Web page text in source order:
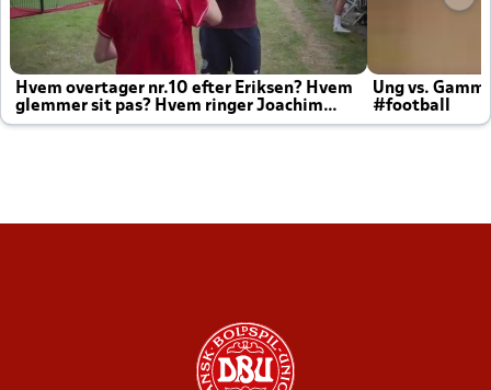
Hvem overtager nr.10 efter Eriksen? Hvem
glemmer sit pas? Hvem ringer Joachim
altid til efter kampe?
Ung vs.
#football